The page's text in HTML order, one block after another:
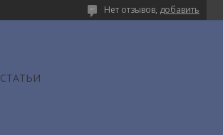
Нет отзывов, добавить
СТАТЬИ